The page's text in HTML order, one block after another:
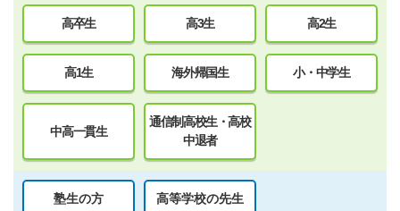
高卒生 高3生 高2生
高1生 海外帰国生 小・中学生
中高一貫生
通信制高校生・高校
中退者
塾生の方 高等学校の先生